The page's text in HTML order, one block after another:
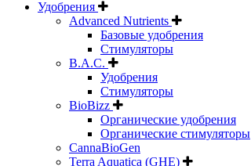
Удобрения
Advanced Nutrients
Базовые удобрения
Стимуляторы
B.A.C.
Удобрения
Стимуляторы
BioBizz
Органические удобрения
Органические стимуляторы
CannaBioGen
Terra Aquatica (GHE)